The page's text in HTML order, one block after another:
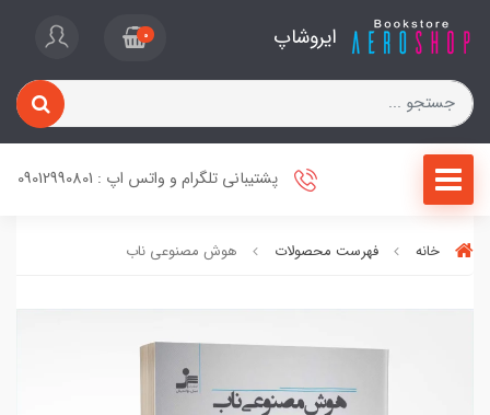
ایروشاپ 0
پشتیبانی تلگرام و واتس اپ : 09012990801
خانه فهرست محصولات هوش مصنوعی ناب